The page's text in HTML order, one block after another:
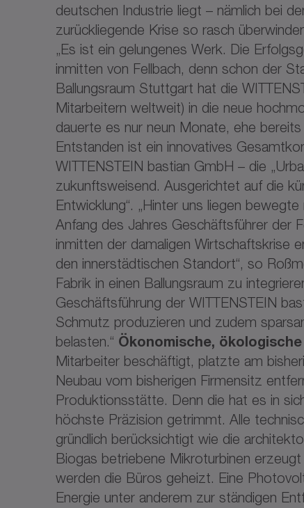
deutschen Industrie liegt – nämlich bei
zurückliegende Krise so rasch
„Es ist ein gelungenes Werk. Die
inmitten von Fellbach, denn schon der
Ballungsraum Stuttgart hat die
Mitarbeitern weltweit) in die neue
dauerte es nur neun Monate, ehe
Entstanden ist ein innovatives
WITTENSTEIN bastian GmbH – die
zukunftsweisend. Ausgerichtet auf die
Entwicklung“. „Hinter uns liegen
Anfang des Jahres Geschäftsführer der
inmitten der damaligen Wirtschaftskrise
den innerstädtischen Standort“, so
Fabrik in einen Ballungsraum zu
Geschäftsführung der WITTENSTEIN
Schmutz produzieren und zudem
belasten.“ Ökonomische,
Mitarbeiter beschäftigt, platzte am
Neubau vom bisherigen Firmensitz
Produktionsstätte. Denn die hat es in
höchste Präzision getrimmt. Alle
gründlich berücksichtigt wie die
Biogas betriebene Mikroturbinen
werden die Büros geheizt. Eine
Energie unter anderem zur ständigen